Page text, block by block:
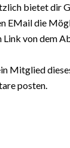
bietet dir
EMail die
Link von dem
Mitglied
posten.